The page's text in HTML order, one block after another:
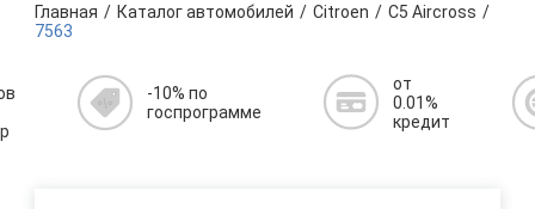
Главная Каталог автомобилей Citroen
C5 Aircross
7563
-10% по
госпрограмме
от
0.01%
кредит